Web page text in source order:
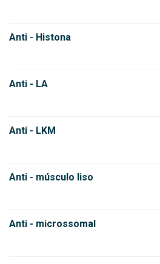
Anti - Histona
Anti - LA
Anti - LKM
Anti - músculo liso
Anti - microssomal